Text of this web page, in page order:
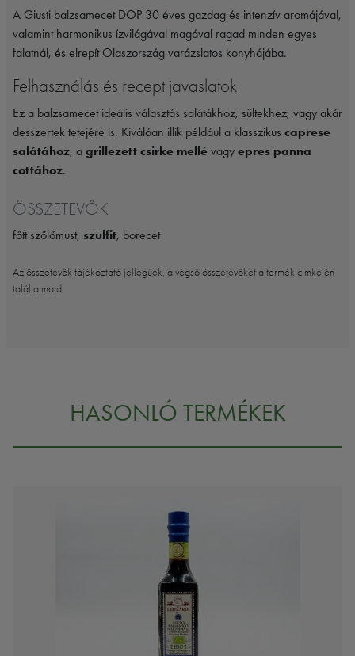
A Giusti balzsamecet DOP 30 éves gazdag és intenzív aromájával,
valamint harmonikus ízvilágával magával ragad minden egyes
falatnál, és elrepít Olaszország varázslatos konyhájába.
Felhasználás és recept javaslatok
Ez a balzsamecet ideális választás salátákhoz, sültekhez, vagy akár
desszertek tetejére is. Kiválóan illik például a klasszikus caprese
salátához, a grillezett csirke mellé vagy epres panna
cottához.
ÖSSZETEVŐK
főtt szőlőmust, szulfit, borecet
Az összetevők tájékoztató jellegűek, a végső összetevőket a termék cimkéjén
találja majd
HASONLÓ TERMÉKEK